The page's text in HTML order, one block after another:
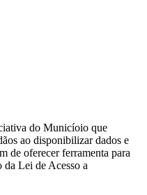
do Municíoio que
ao disponibilizar dados e
de oferecer ferramenta para
da Lei de Acesso a